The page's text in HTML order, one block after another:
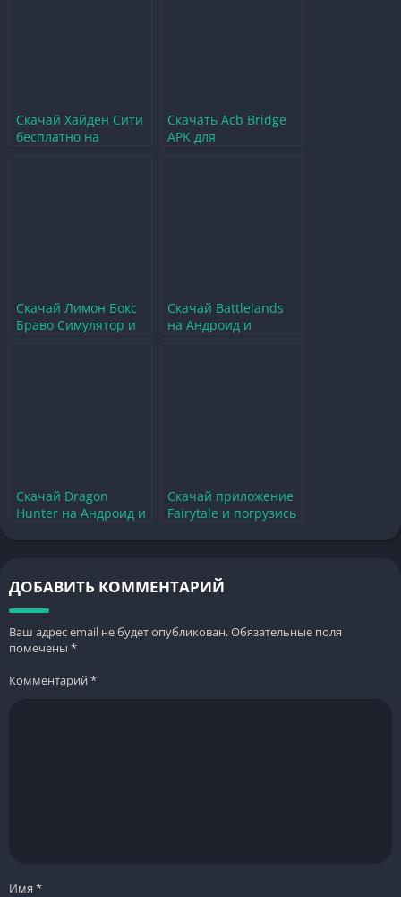
Скачай Хайден Сити
бесплатно на
Скачать Acb Bridge
APK для
Скачай Лимон Бокс
Браво Симулятор и
Скачай Battlelands
на Андроид и
Скачай Dragon
Hunter на Андроид и
Скачай приложение
Fairytale и погрузись
ДОБАВИТЬ КОММЕНТАРИЙ
Ваш адрес email не будет опубликован.Обязательные поля
помечены *
Комментарий*
Имя *